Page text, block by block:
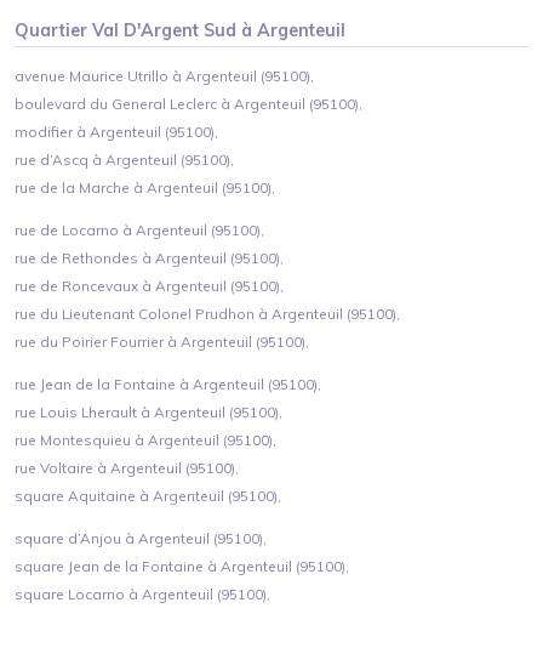
QuartierVal D'Argent Sud àArgenteuil
avenue Maurice Utrillo à Argenteuil (95100),
boulevard du General Leclerc à Argenteuil (95100),
modifier à Argenteuil (95100),
rue d’Ascq à Argenteuil (95100),
rue de la Marche à Argenteuil (95100),
rue de Locarno à Argenteuil (95100),
rue de Rethondes à Argenteuil (95100),
rue de Roncevaux à Argenteuil (95100),
rue du Lieutenant Colonel Prudhon à Argenteuil (95100),
rue du Poirier Fourrier à Argenteuil (95100),
rue Jean de la Fontaine à Argenteuil (95100),
rue Louis Lherault à Argenteuil (95100),
rue Montesquieu à Argenteuil (95100),
rue Voltaire à Argenteuil (95100),
square Aquitaine à Argenteuil (95100),
square d’Anjou à Argenteuil (95100),
square Jean de la Fontaine à Argenteuil (95100),
square Locarno à Argenteuil (95100),